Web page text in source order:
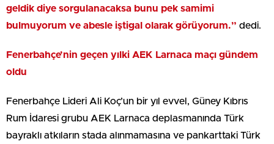
geldik diye sorgulanacaksa bunu pek samimi
bulmuyorum ve abesle iştigal olarak görüyorum.” dedi.
Fenerbahçe’nin geçen yılki AEK Larnaca maçı gündem
oldu
Fenerbahçe Lideri Ali Koç’un bir yıl evvel, Güney Kıbrıs
Rum İdaresi grubu AEK Larnaca deplasmanında Türk
bayraklı atkıların stada alınmamasına ve pankarttaki Türk